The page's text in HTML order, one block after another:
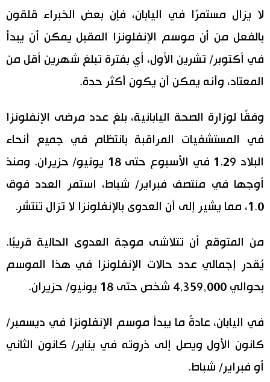
مانغا وأنيمي
علوم وتكنولوجيا
صور
أشخاص
اقتصاد
لايف ستايل
الأكثر تفاعلا
اللغة اليابانية
المطبخ الياباني
تواصل معنا
لا يزال مستمرًا في اليابان، فإن بعض الخبراء قلقون
بالفعل من أن موسم الإنفلونزا المقبل يمكن أن يبدأ
في أكتوبر/ تشرين الأول، أي بفترة تبلغ شهرين أقل من
المعتاد، وأنه يمكن أن يكون أكثر حدة.
وفقًا لوزارة الصحة اليابانية، بلغ عدد مرضى الإنفلونزا
في المستشفيات المراقبة بانتظام في جميع أنحاء
البلاد 1.29 في الأسبوع حتى 18 يونيو/ حزيران. ومنذ
أوجها في منتصف فبراير/ شباط، استمر العدد فوق
1.0، مما يشير إلى أن العدوى بالإنفلونزا لا تزال تنتشر.
من المتوقع أن تتلاشى موجة العدوى الحالية قريبًا.
يُقدر إجمالي عدد حالات الإنفلونزا في هذا الموسم
بحوالي 4,359,000 شخص حتى 18 يونيو/ حزيران.
في اليابان، عادةً ما يبدأ موسم الإنفلونزا في ديسمبر/
كانون الأول ويصل إلى ذروته في يناير/ كانون الثاني
أو فبراير/ شباط.